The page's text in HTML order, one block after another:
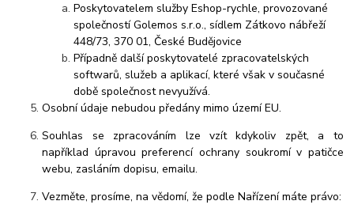
Poskytovatelem služby Eshop-rychle, provozované
společností Golemos s.r.o., sídlem Zátkovo nábřeží
448/73, 370 01, České Budějovice
Případně další poskytovatelé zpracovatelských
softwarů, služeb a aplikací, které však v současné
době společnost nevyužívá.
Osobní údaje nebudou předány mimo území EU.
Souhlas se zpracováním lze vzít kdykoliv zpět, a to
například úpravou preferencí ochrany soukromí v patičce
webu, zasláním dopisu, emailu.
Vezměte, prosíme, na vědomí, že podle Nařízení máte právo: